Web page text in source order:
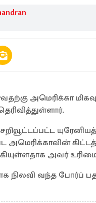
அமெரிக்கா
அமெரிக்காவின்
அவர் உரிமை
நிலவி வந்த போர்ப்